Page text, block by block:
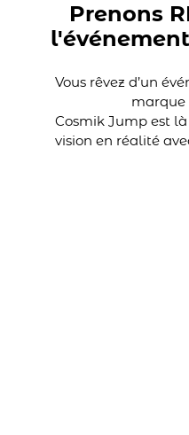
Prenons
Vous rêvez d’un
marque
Cosmik Jump est
vision en réalité